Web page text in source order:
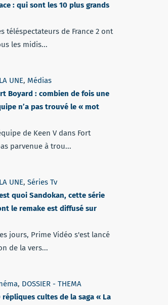
: qui sont les 10 plus grands
téléspectateurs de France 2 ont
les midis...
UNE, Médias
Boyard : combien de fois une
n’a pas trouvé le « mot
de Keen V dans Fort
parvenue à trou...
UNE, Séries Tv
quoi Sandokan, cette série
le remake est diffusé sur
jours, Prime Vidéo s'est lancé
de la vers...
, DOSSIER - THEMA
répliques cultes de la saga « La